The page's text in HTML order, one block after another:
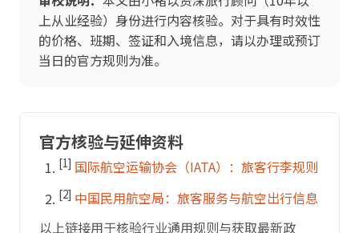
上从业经验）身份进行内容核验。对于具有时效性
的价格、班期、签证和入境信息，请以办理或预订
当日的官方规则为准。
官方核验与延伸资料
[1] 国际航空运输协会（IATA）：旅客行李规则
[2] 中国民用航空局：旅客服务与航空出行信息
以上链接用于核验行业通用规则与获取最新政